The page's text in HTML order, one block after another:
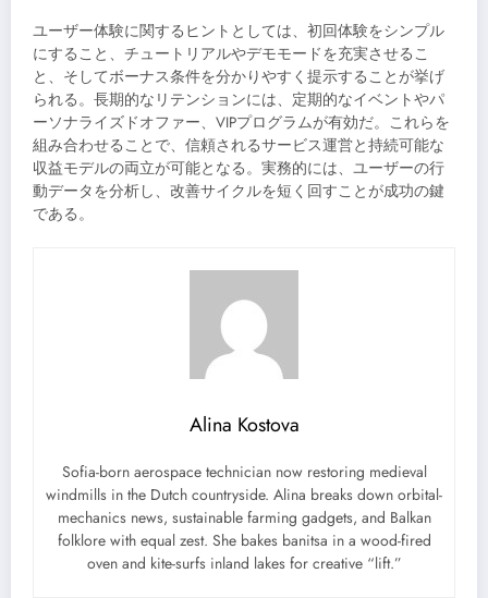
ユーザー体験に関するヒントとしては、初回体験をシンプル
にすること、チュートリアルやデモモードを充実させるこ
と、そしてボーナス条件を分かりやすく提示することが挙げ
られる。長期的なリテンションには、定期的なイベントやパ
ーソナライズドオファー、VIPプログラムが有効だ。これらを
組み合わせることで、信頼されるサービス運営と持続可能な
収益モデルの両立が可能となる。実務的には、ユーザーの行
動データを分析し、改善サイクルを短く回すことが成功の鍵
である。
Alina Kostova
Sofia-born aerospace technician now restoring medieval
windmills in the Dutch countryside. Alina breaks down orbital-
mechanics news, sustainable farming gadgets, and Balkan
folklore with equal zest. She bakes banitsa in a wood-fired
oven and kite-surfs inland lakes for creative “lift.”